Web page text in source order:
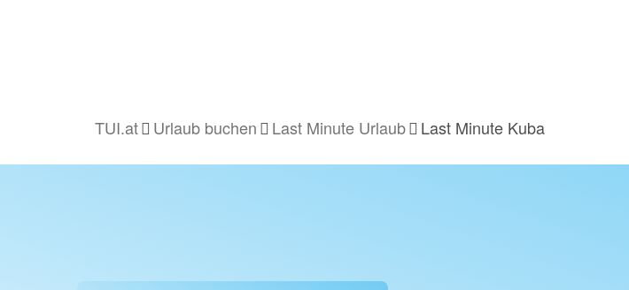
TUI.at Urlaub buchen Last Minute Urlaub Last Minute Kuba